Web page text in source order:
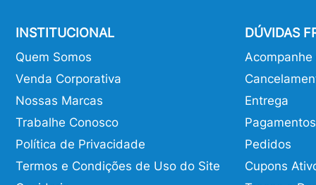
INSTITUCIONAL
Quem Somos
Venda Corporativa
Nossas Marcas
Trabalhe Conosco
Política de Privacidade
Termos e Condições de Uso do Site
DÚVIDAS
Entrega
Pagamentos
Pedidos
Cupons